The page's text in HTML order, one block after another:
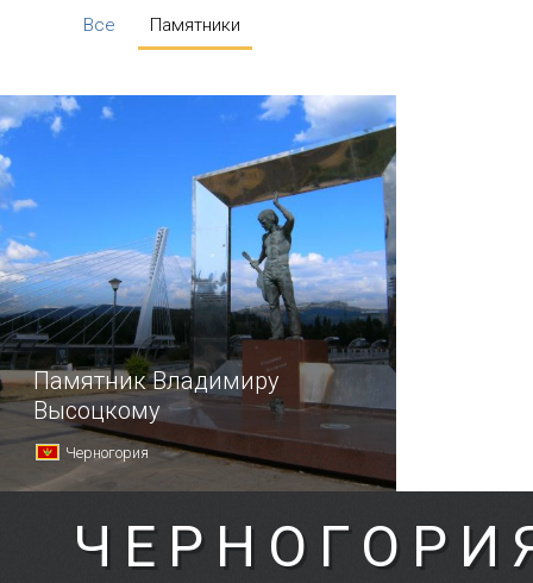
Все Памятники
Памятник Владимиру
Высоцкому
Черногория